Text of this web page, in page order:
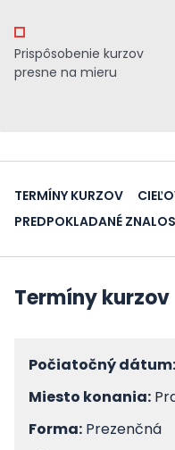
Prispôsobenie kurzov
presne na mieru
TERMÍNY KURZOV
PREDPOKLADANÉ
Termíny kurzov
Počiatočný dátum:
Miesto konania:
Forma: Prezenčná